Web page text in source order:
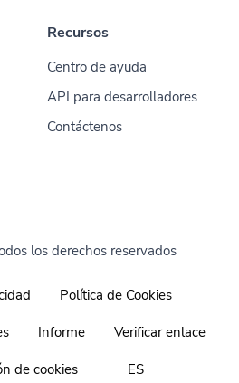
Recursos
Centro de ayuda
API para desarrolladores
Contáctenos
los derechos reservados
Política de Cookies
Informe Verificar enlace
de cookies ES